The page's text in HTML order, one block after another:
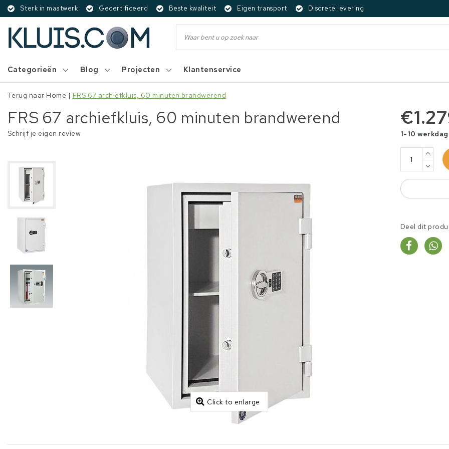
Sterk in maatwerk Gecertificeerd Beste kwaliteit Eigen transport Discrete levering
Categorieën Blog Projecten Klantenservice
Terug naar Home | FRS 67 archiefkluis, 60 minuten brandwerend
FRS 67 archiefkluis, 60 minuten brandwerend
Schrijf je eigen review
Click to enlarge
1-10
Deel dit